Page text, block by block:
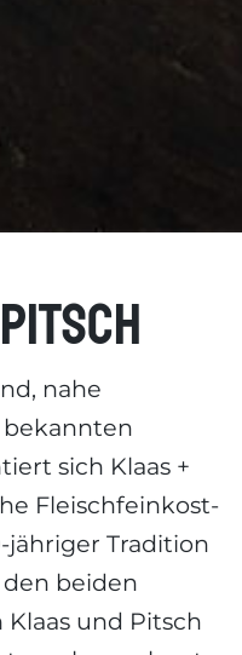
nahe
sich Klaas +
Fleischfeinkost-
Tradition
den beiden
und Pitsch